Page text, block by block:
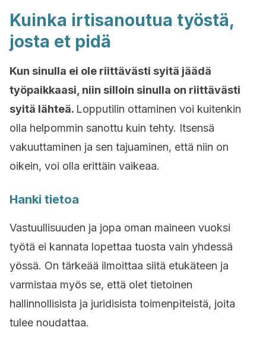
Kuinka irtisanoutua työstä,
josta et pidä
Kun sinulla ei ole riittävästi syitä jäädä
työpaikkaasi, niin silloin sinulla on riittävästi
syitä lähteä. Lopputilin ottaminen voi kuitenkin
olla helpommin sanottu kuin tehty. Itsensä
vakuuttaminen ja sen tajuaminen, että niin on
oikein, voi olla erittäin vaikeaa.
Hanki tietoa
Vastuullisuuden ja jopa oman maineen vuoksi
työtä ei kannata lopettaa tuosta vain yhdessä
yössä. On tärkeää ilmoittaa siitä etukäteen ja
varmistaa myös se, että olet tietoinen
hallinnollisista ja juridisista toimenpiteistä, joita
tulee noudattaa.